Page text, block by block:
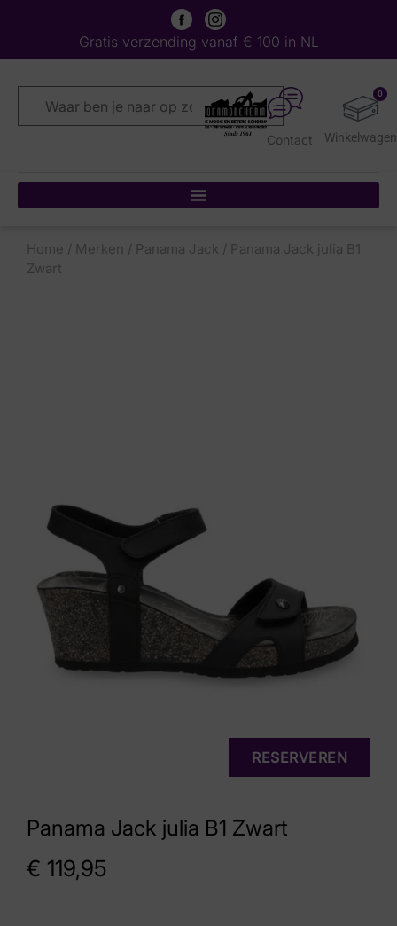
Gratis verzending vanaf € 100 in NL
0
Contact
Home / Merken / Panama Jack / Panama Jack julia B1
Zwart
Panama Jack julia B1 Zwart
€ 119,95
RESERVEREN